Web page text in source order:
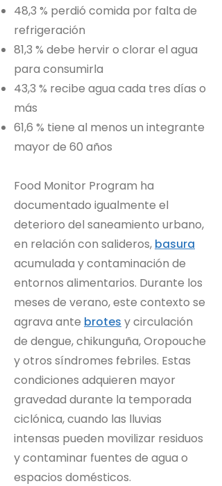
48,3 % perdió comida por falta de
refrigeración
81,3 % debe hervir o clorar el agua
para consumirla
43,3 % recibe agua cada tres días o
más
61,6 % tiene al menos un integrante
mayor de 60 años
Food Monitor Program ha
documentado igualmente el
deterioro del saneamiento urbano,
en relación con salideros, basura
acumulada y contaminación de
entornos alimentarios. Durante los
meses de verano, este contexto se
agrava ante brotes y circulación
de dengue, chikunguña, Oropouche
y otros síndromes febriles. Estas
condiciones adquieren mayor
gravedad durante la temporada
ciclónica, cuando las lluvias
intensas pueden movilizar residuos
y contaminar fuentes de agua o
espacios domésticos.